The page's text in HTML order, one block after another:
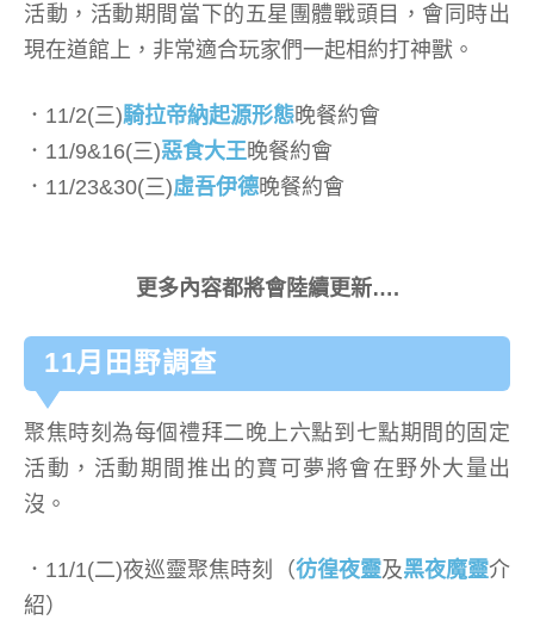
活動，活動期間當下的五星團體戰頭目，會同時出
現在道館上，非常適合玩家們一起相約打神獸。
．11/2(三)騎拉帝納起源形態晚餐約會
．11/9&16(三)惡食大王晚餐約會
．11/23&30(三)虛吾伊德晚餐約會
更多內容都將會陸續更新….
11月田野調查
聚焦時刻為每個禮拜二晚上六點到七點期間的固定
活動，活動期間推出的寶可夢將會在野外大量出
沒。
．11/1(二)夜巡靈聚焦時刻（彷徨夜靈及黑夜魔靈介
紹）